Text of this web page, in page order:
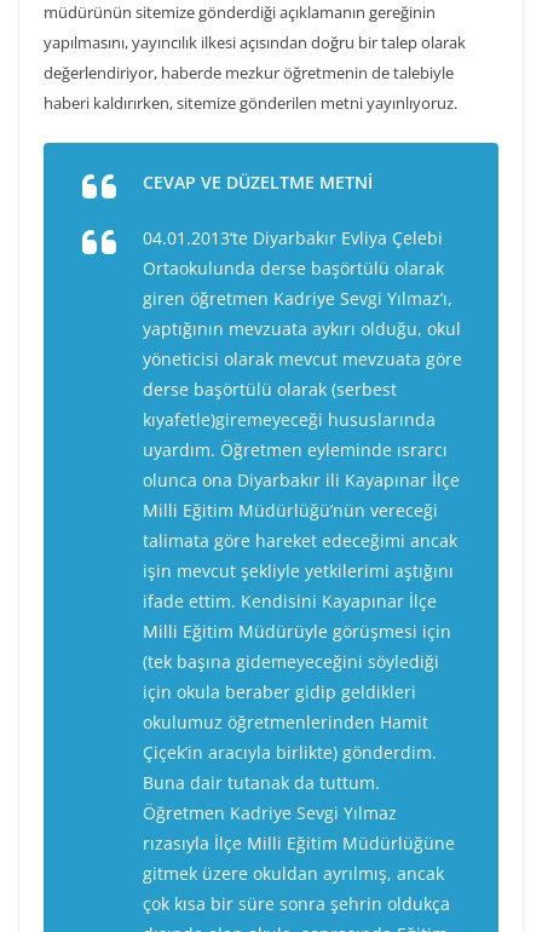
müdürünün sitemize gönderdiği açıklamanın gereğinin
yapılmasını, yayıncılık ilkesi açısından doğru bir talep olarak
değerlendiriyor, haberde mezkur öğretmenin de talebiyle
haberi kaldırırken, sitemize gönderilen metni yayınlıyoruz.
CEVAP VE DÜZELTME METNİ
04.01.2013’te Diyarbakır Evliya Çelebi
Ortaokulunda derse başörtülü olarak
giren öğretmen Kadriye Sevgi Yılmaz’ı,
yaptığının mevzuata aykırı olduğu, okul
yöneticisi olarak mevcut mevzuata göre
derse başörtülü olarak (serbest
kıyafetle)giremeyeceği hususlarında
uyardım. Öğretmen eyleminde ısrarcı
olunca ona Diyarbakır ili Kayapınar İlçe
Milli Eğitim Müdürlüğü’nün vereceği
talimata göre hareket edeceğimi ancak
işin mevcut şekliyle yetkilerimi aştığını
ifade ettim. Kendisini Kayapınar İlçe
Milli Eğitim Müdürüyle görüşmesi için
(tek başına gidemeyeceğini söylediği
için okula beraber gidip geldikleri
okulumuz öğretmenlerinden Hamit
Çiçek’in aracıyla birlikte) gönderdim.
Buna dair tutanak da tuttum.
Öğretmen Kadriye Sevgi Yılmaz
rızasıyla İlçe Milli Eğitim Müdürlüğüne
gitmek üzere okuldan ayrılmış, ancak
çok kısa bir süre sonra şehrin oldukça